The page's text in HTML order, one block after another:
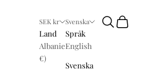
SEK kr
Land
Albanien (EUR
€)
Svenska
Språk
English
Svenska
Sök Kundvagn